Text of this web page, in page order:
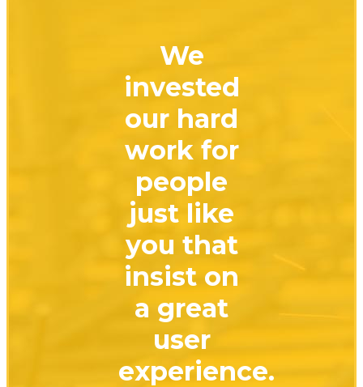
We
invested
our hard
work for
people
just like
you that
insist on
a great
user
experience.